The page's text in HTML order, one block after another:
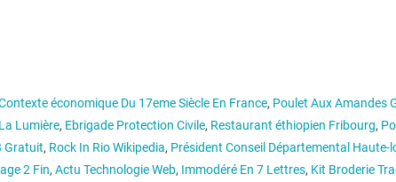
économique Du 17eme Siècle En France, Poulet Aux Amandes
Lumière, Ebrigade Protection Civile, Restaurant éthiopien Fribourg,
Gratuit, Rock In Rio Wikipedia, Président Conseil Départemental Haute-
2 Fin, Actu Technologie Web, Immodéré En 7 Lettres, Kit Broderie